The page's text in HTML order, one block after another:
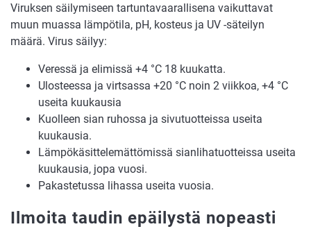
Viruksen säilymiseen tartuntavaarallisena vaikuttavat
muun muassa lämpötila, pH, kosteus ja UV -säteilyn
määrä. Virus säilyy:
Veressä ja elimissä +4 °C 18 kuukatta.
Ulosteessa ja virtsassa +20 °C noin 2 viikkoa, +4 °C
useita kuukausia
Kuolleen sian ruhossa ja sivutuotteissa useita
kuukausia.
Lämpökäsittelemättömissä sianlihatuotteissa useita
kuukausia, jopa vuosi.
Pakastetussa lihassa useita vuosia.
Ilmoita taudin epäilystä nopeasti